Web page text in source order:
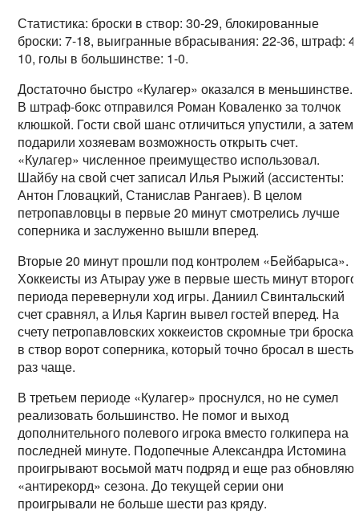
Статистика: броски в створ: 30-29, блокированные
броски: 7-18, выигранные вбрасывания: 22-36, штраф:
10, голы в большинстве: 1-0.
Достаточно быстро «Кулагер» оказался в меньшинстве.
В штраф-бокс отправился Роман Коваленко за толчок
клюшкой. Гости свой шанс отличиться упустили, а затем
подарили хозяевам возможность открыть счет.
«Кулагер» численное преимущество использовал.
Шайбу на свой счет записал Илья Рыжий (ассистенты:
Антон Гловацкий, Станислав Рангаев). В целом
петропавловцы в первые 20 минут смотрелись лучше
соперника и заслуженно вышли вперед.
Вторые 20 минут прошли под контролем «Бейбарыса».
Хоккеисты из Атырау уже в первые шесть минут второго
периода перевернули ход игры. Даниил Свинтальский
счет сравнял, а Илья Каргин вывел гостей вперед. На
счету петропавловских хоккеистов скромные три броска
в створ ворот соперника, который точно бросал в шесть
раз чаще.
В третьем периоде «Кулагер» проснулся, но не сумел
реализовать большинство. Не помог и выход
дополнительного полевого игрока вместо голкипера на
последней минуте. Подопечные Александра Истомина
проигрывают восьмой матч подряд и еще раз
«антирекорд» сезона. До текущей серии они
проигрывали не больше шести раз кряду.